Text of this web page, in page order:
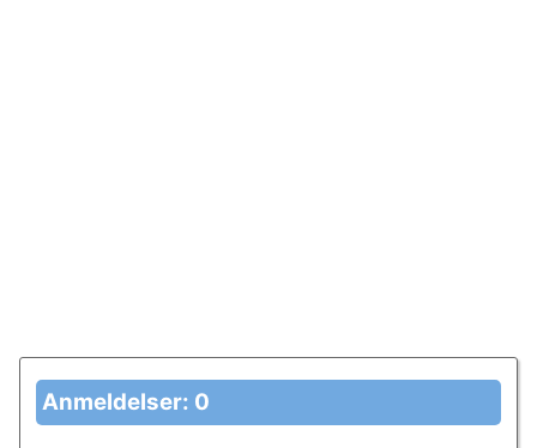
Anmeldelser: 0